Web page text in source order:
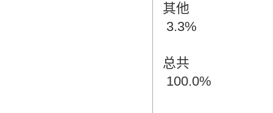
其他
3.3%
总共
100.0%